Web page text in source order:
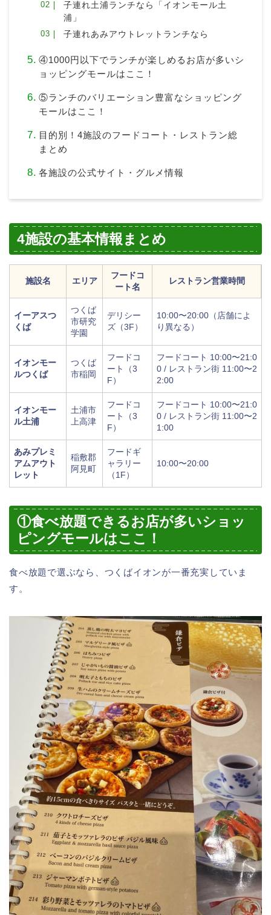
子連れ土浦ランチなら「イオンモール土
浦」
子連れあみアウトレットランチなら
④1000円以下でランチが楽しめるお店が多いシ
ョッピングモールはここ！
⑤ランチのバリエーション豊富なショッピング
モールはここ！
目的別！4施設のフードコート・レストラン総
まとめ
各施設の公式サイト・グルメ情報
4施設の基本情報まとめ
施設名 エリア
フードコ
ート名
レストラン営業時間
イーアスつ
くば
つくば
市研究
学園
デリシー
ズ（3F）
10:00〜20:00（店舗によ
り異なる）
イオンモー
ルつくば
つくば
市稲岡
フードコ
ート（3
F）
フードコート 10:00〜21:0
0 / レストラン街 11:00〜2
2:00
イオンモー
ル土浦
土浦市
上高津
フードコ
ート（3
F）
フードコート 10:00〜21:0
0 / レストラン街 11:00〜2
1:00
あみプレミ
アムアウト
レット
稲敷郡
阿見町
フードギ
ャラリー
（1F）
10:00〜20:00
①食べ放題できるお店が多いショッ
ピングモールはここ！
食べ放題で選ぶなら、つくばイオンが一番充実していま
す。